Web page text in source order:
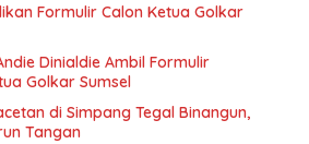
Formulir Calon Ketua Golkar
Dinialdie Ambil Formulir
Golkar Sumsel
di Simpang Tegal Binangun,
Tangan